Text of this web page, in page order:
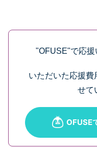
"OFUSE"で応
いただいた応援費
せて